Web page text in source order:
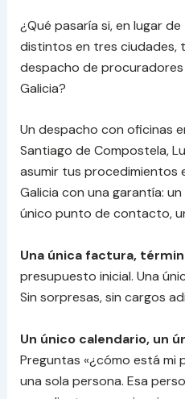
¿Qué pasaría si, en lugar
distintos en tres ciudades,
despacho de
Galicia?
Un despacho con oficinas
Santiago de Compostela,
asumir tus procedimientos
Galicia con una garantía:
único punto de contacto,
Una única factura,
presupuesto inicial. Una
Sin sorpresas, sin cargos
Un único calendario, un
Preguntas «¿cómo está mi
una sola persona. Esa